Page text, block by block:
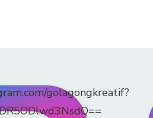
golagongkreatif?